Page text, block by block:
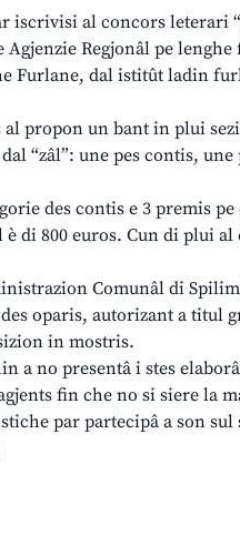
iscrivisi al concors leterari
Regjonâl pe
Furlane, dal istitût ladin
propon un bant in plui
“zâl”: une pes contis, une
des contis e 3 premis
di 800 euros. Cun di plui
Comunâl di
oparis, autorizant a titul
in mostris.
a no presentâ i stes
fin che no si siere la
par partecipâ a son sul